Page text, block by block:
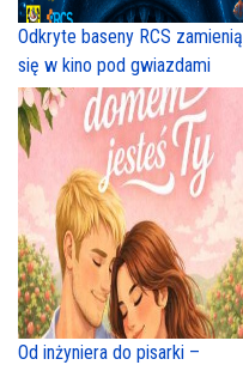
Odkryte baseny RCS zamienią
się w kino pod gwiazdami
Od inżyniera do pisarki –